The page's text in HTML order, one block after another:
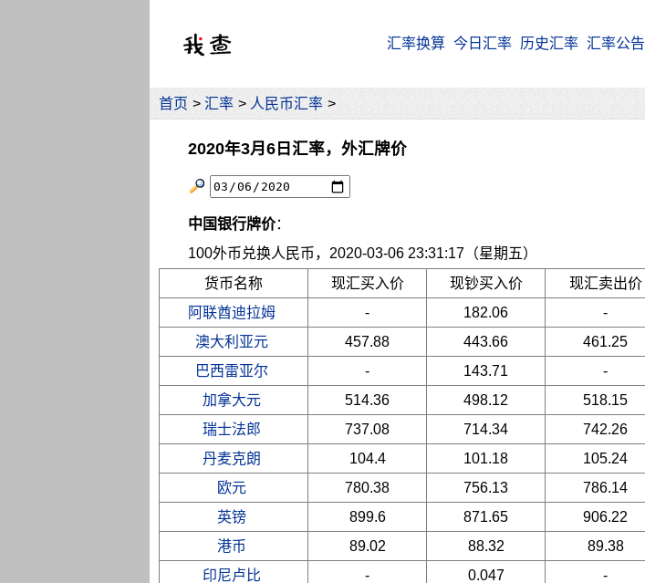
汇率换算 今日汇率 历史汇率 汇率公告
首页 > 汇率 > 人民币汇率 >
2020年3月6日汇率，外汇牌价
中国银行牌价：
100外币兑换人民币，2020-03-06 23:31:17（星期五）
货币名称
现汇买入价 现钞买入价 现汇卖出价
阿联酋迪拉姆
- 182.06 -
澳大利亚元
457.88 443.66 461.25
巴西雷亚尔
- 143.71 -
加拿大元
514.36 498.12 518.15
瑞士法郎
737.08 714.34 742.26
丹麦克朗
104.4 101.18 105.24
欧元
780.38 756.13 786.14
英镑
899.6 871.65 906.22
港币
89.02 88.32 89.38
印尼卢比
- 0.047 -